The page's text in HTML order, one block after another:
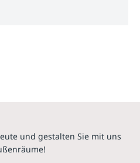
und gestalten Sie mit uns